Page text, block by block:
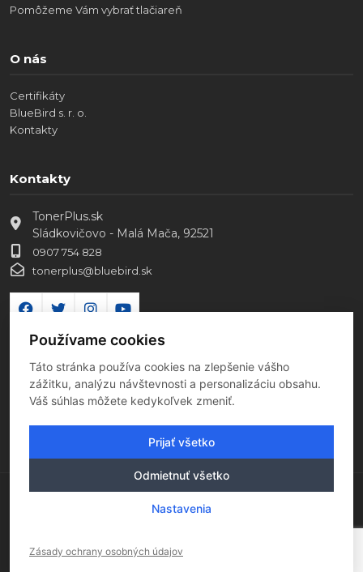
Pomôžeme Vám vybrať tlačiareň
O nás
Certifikáty
BlueBird s. r. o.
Kontakty
Kontakty
TonerPlus.sk
Sládkovičovo - Malá Mača, 92521
0907 754 828
tonerplus@bluebird.sk
Copyright 2026 Všetky práva vyhradené
Vytvorilo
Používame cookies
Táto stránka používa cookies na zlepšenie vášho
zážitku, analýzu návštevnosti a personalizáciu obsahu.
Váš súhlas môžete kedykoľvek zmeniť.
Prijať všetko
Odmietnuť všetko
Nastavenia
Zásady ochrany osobných údajov